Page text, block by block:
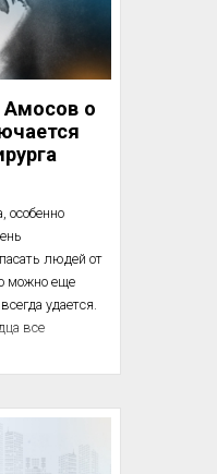
зимой
буфетчица).
уделять тому,
прогулке.
Амосов о
особенно
людей от
можно еще
удается.
все
с
его смотрю,